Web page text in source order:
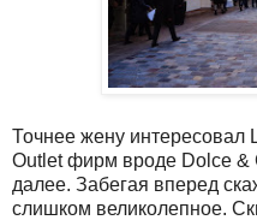
Точнее жену интересовал
Outlet фирм вроде Dolce &
далее. Забегая вперед
слишком великолепное.